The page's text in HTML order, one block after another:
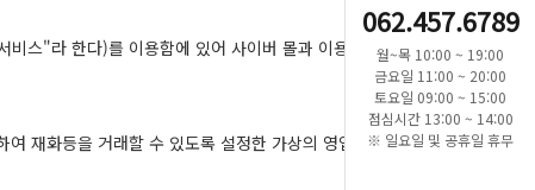
스"라 한다)를 이용함에 있어 사이버 몰과 이용
재화등을 거래할 수 있도록 설정한 가상의 영업
062.457.6789
월~목 10:00 ~ 19:00
금요일 11:00 ~ 20:00
토요일 09:00 ~ 15:00
점심시간 13:00 ~ 14:00
※ 일요일 및 공휴일 휴무